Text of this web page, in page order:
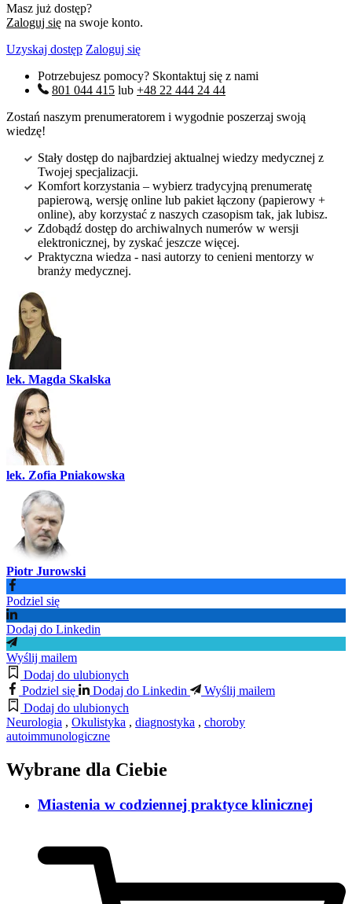
Masz już dostęp?
Zaloguj się na swoje konto.
Uzyskaj dostęp Zaloguj się
Potrzebujesz pomocy? Skontaktuj się z nami
801 044 415 lub +48 22 444 24 44
Zostań naszym prenumeratorem i wygodnie poszerzaj swoją
wiedzę!
Stały dostęp do najbardziej aktualnej wiedzy medycznej z
Twojej specjalizacji.
Komfort korzystania – wybierz tradycyjną prenumeratę
papierową, wersję online lub pakiet łączony (papierowy +
online), aby korzystać z naszych czasopism tak, jak lubisz.
Zdobądź dostęp do archiwalnych numerów w wersji
elektronicznej, by zyskać jeszcze więcej.
Praktyczna wiedza - nasi autorzy to cenieni mentorzy w
branży medycznej.
lek. Magda Skalska
lek. Zofia Pniakowska
Piotr Jurowski
Podziel się
Dodaj do Linkedin
Wyślij mailem
Dodaj do ulubionych
Podziel się
Dodaj do Linkedin
Wyślij mailem
Dodaj do ulubionych
Neurologia , Okulistyka , diagnostyka , choroby
autoimmunologiczne
Wybrane dla Ciebie
Miastenia w codziennej praktyce klinicznej